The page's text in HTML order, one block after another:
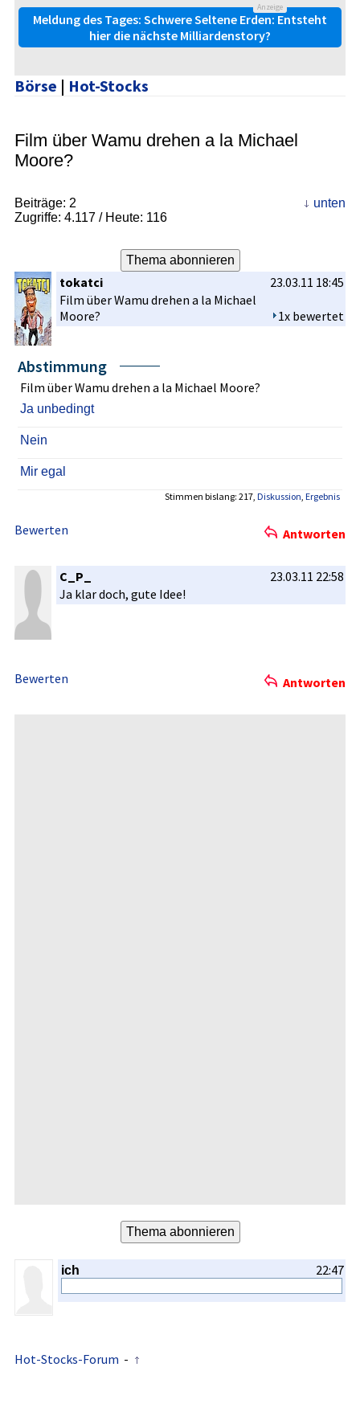
Anzeige
Meldung des Tages: Schwere Seltene Erden: Entsteht
hier die nächste Milliardenstory?
Börse | Hot-Stocks
Film über Wamu drehen a la Michael
Moore?
Beiträge: 2
Zugriffe: 4.117 / Heute: 116
unten
tokatci 23.03.11 18:45
1x bewertet
Film über Wamu drehen a la Michael
Moore?
Abstimmung
Film über Wamu drehen a la Michael Moore?
Ja unbedingt
Nein
Mir egal
Stimmen bislang: 217, Diskussion Ergebnis
Bewerten Antworten
C_P_
23.03.11 22:58
Ja klar doch, gute Idee!
Bewerten Antworten
ich 22:47
Hot-Stocks-Forum -